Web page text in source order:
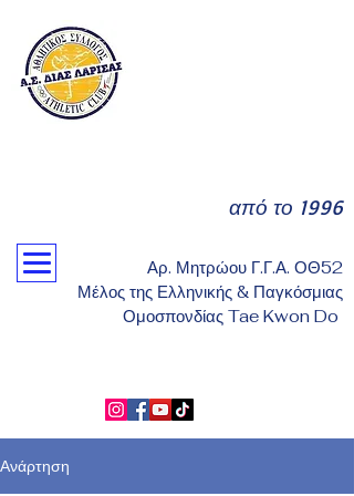
από το 1996
Αρ. Μητρώου Γ.Γ.Α. ΟΘ52
Μέλος της Ελληνικής & Παγκόσμιας
Ομοσπονδίας Tae Kwon Do
Ανάρτηση